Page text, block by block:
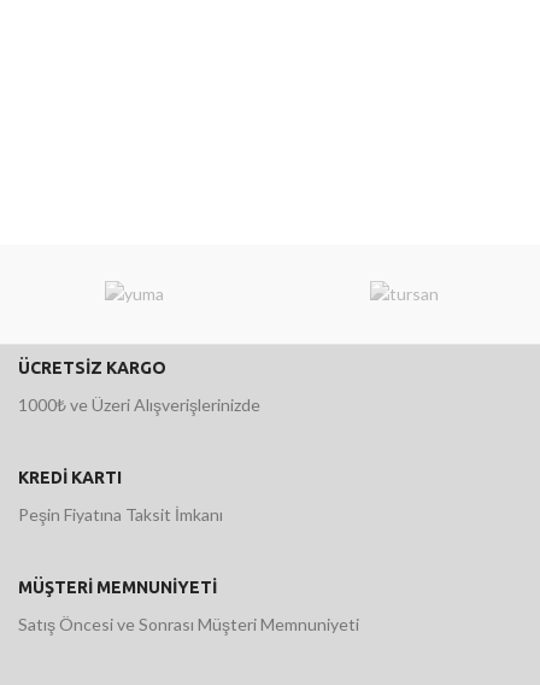
ÜCRETSİZ KARGO
1000₺ ve Üzeri Alışverişlerinizde
KREDİ KARTI
Peşin Fiyatına Taksit İmkanı
MÜŞTERİ MEMNUNİYETİ
Satış Öncesi ve Sonrası Müşteri Memnuniyeti